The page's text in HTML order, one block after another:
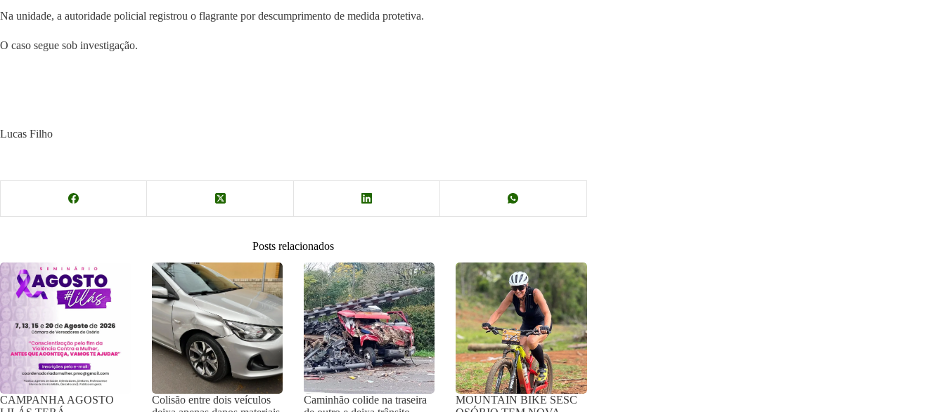
Na unidade, a autoridade policial registrou o flagrante por descumprimento de medida protetiva.
O caso segue sob investigação.
Lucas Filho
Posts relacionados
CAMPANHA AGOSTO
Colisão entre dois veículos
Caminhão colide na traseira
MOUNTAIN BIKE SESC